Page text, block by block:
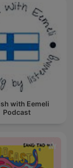
with Eemeli
Podcast